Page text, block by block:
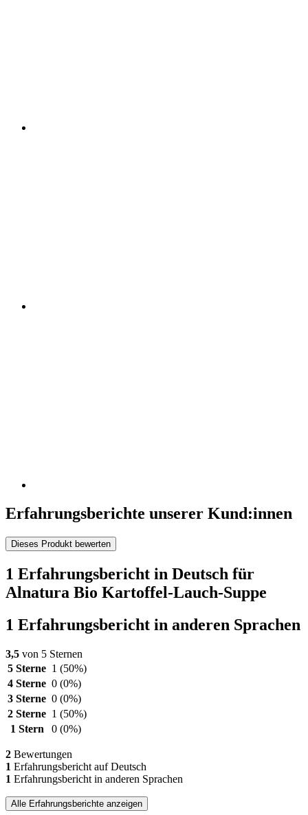
Erfahrungsberichte unserer Kund:innen
Dieses Produkt bewerten
1 Erfahrungsbericht in Deutsch für
Alnatura Bio Kartoffel-Lauch-Suppe
1 Erfahrungsbericht in anderen Sprachen
3,5 von 5 Sternen
5 Sterne 1 (50%)
4 Sterne 0 (0%)
3 Sterne 0 (0%)
2 Sterne 1 (50%)
1 Stern
0 (0%)
2 Bewertungen
1 Erfahrungsbericht auf Deutsch
1 Erfahrungsbericht in anderen Sprachen
Alle Erfahrungsberichte anzeigen